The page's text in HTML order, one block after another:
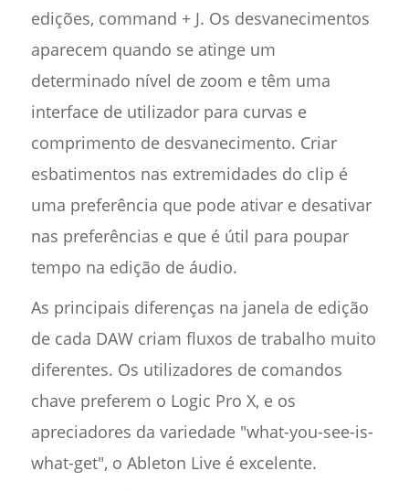
edições, command + J. Os desvanecimentos
aparecem quando se atinge um
determinado nível de zoom e têm uma
interface de utilizador para curvas e
comprimento de desvanecimento. Criar
esbatimentos nas extremidades do clip é
uma preferência que pode ativar e desativar
nas preferências e que é útil para poupar
tempo na edição de áudio.
As principais diferenças na janela de edição
de cada DAW criam fluxos de trabalho muito
diferentes. Os utilizadores de comandos
chave preferem o Logic Pro X, e os
apreciadores da variedade "what-you-see-is-
what-get", o Ableton Live é excelente.